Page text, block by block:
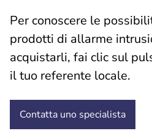
Per conoscere le
prodotti di allarme
acquistarli, fai clic sul
il tuo referente locale.
Contatta uno specialista